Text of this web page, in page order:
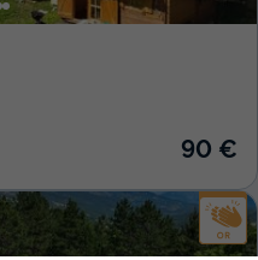
90 €